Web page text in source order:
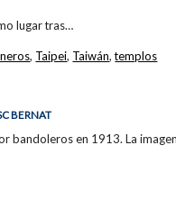
lugar tras…
, Taipei, Taiwán,templos
BERNAT
bandoleros en 1913. La